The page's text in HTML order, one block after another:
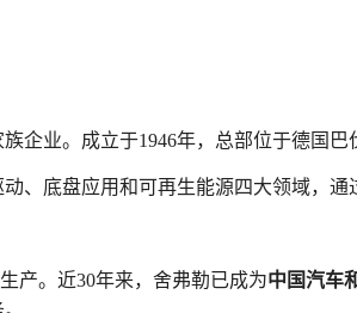
族企业。成立于1946年，总部位于德国巴
、底盘应用和可再生能源四大领域，通
产。近30年来，舍弗勒已成为中国汽车